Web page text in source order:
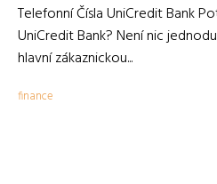
Telefonní Čísla UniCredit Bank
UniCredit Bank? Není nic
hlavní zákaznickou...
finance